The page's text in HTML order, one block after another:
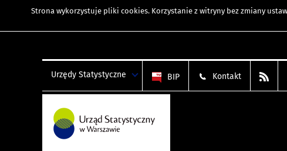
Strona wykorzystuje pliki cookies. Korzystanie z witryny bez zmiany
Urzędy Statystyczne BIP Kontakt